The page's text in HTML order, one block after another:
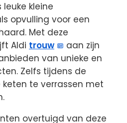
leuke kleine
opvulling voor een
Met deze
Aldi trouw
aan zijn
van unieke en
Zelfs tijdens de
te verrassen met
overtuigd van deze